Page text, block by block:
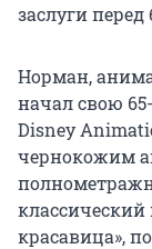
заслуги
Норман,
начал свою
Disney
чернокожим
красавица»,